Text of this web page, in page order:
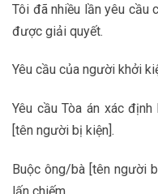
Tôi đã nhiều lần yêu cầu
được giải quyết.
Yêu cầu của người khởi
Yêu cầu Tòa án xác
[tên người bị kiện].
Buộc ông/bà [tên người